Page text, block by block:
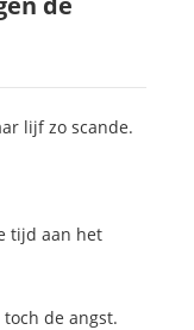
lijf zo scande.
tijd aan het
de angst.